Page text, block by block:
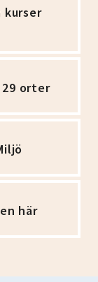
kurser
orter
här